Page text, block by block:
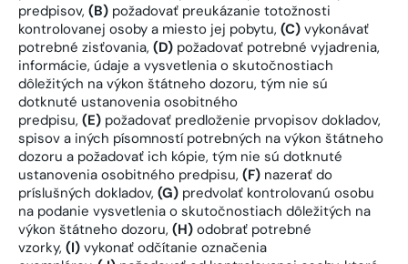
predpisov, (B) požadovať preukázanie totožnosti
kontrolovanej osoby a miesto jej pobytu, (C) vykonávať
potrebné zisťovania, (D) požadovať potrebné vyjadrenia,
informácie, údaje a vysvetlenia o skutočnostiach
dôležitých na výkon štátneho dozoru, tým nie sú
dotknuté ustanovenia osobitného
predpisu, (E) požadovať predloženie prvopisov dokladov,
spisov a iných písomností potrebných na výkon štátneho
dozoru a požadovať ich kópie, tým nie sú dotknuté
ustanovenia osobitného predpisu, (F) nazerať do
príslušných dokladov, (G) predvolať kontrolovanú osobu
na podanie vysvetlenia o skutočnostiach dôležitých na
výkon štátneho dozoru, (H) odobrať potrebné
vzorky, (I) vykonať odčítanie označenia